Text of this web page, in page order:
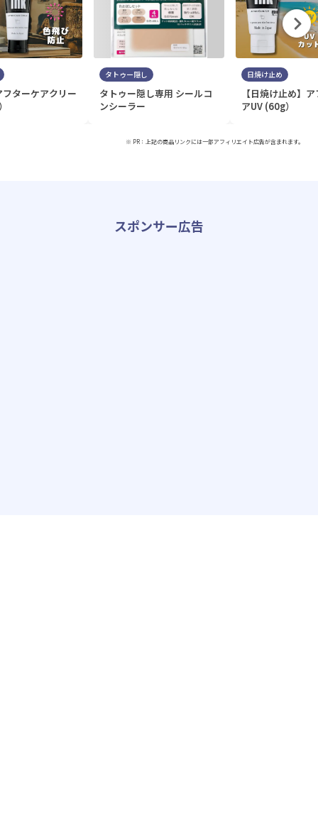
ターケアクリー
タトゥー隠し
タトゥー隠し専用 シールコ
ンシーラー
日焼け止め
【日焼け止め】
アUV (60g）
※ PR：上記の商品リンクには一部アフィリエイト広告が含まれます。
スポンサー広告